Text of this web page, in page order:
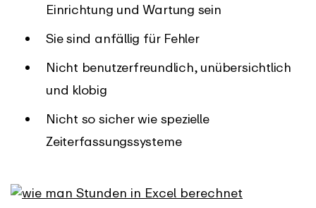
Einrichtung und Wartung sein
Sie sind anfällig für Fehler
Nicht benutzerfreundlich, unübersichtlich
und klobig
Nicht so sicher wie spezielle
Zeiterfassungssysteme